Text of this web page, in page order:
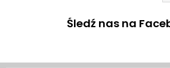
Śledź nas na